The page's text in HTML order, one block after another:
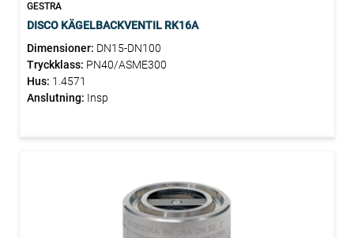
GESTRA
DISCO KÄGELBACKVENTIL RK16A
Dimensioner: DN15-DN100
Tryckklass: PN40/ASME300
Hus: 1.4571
Anslutning: Insp